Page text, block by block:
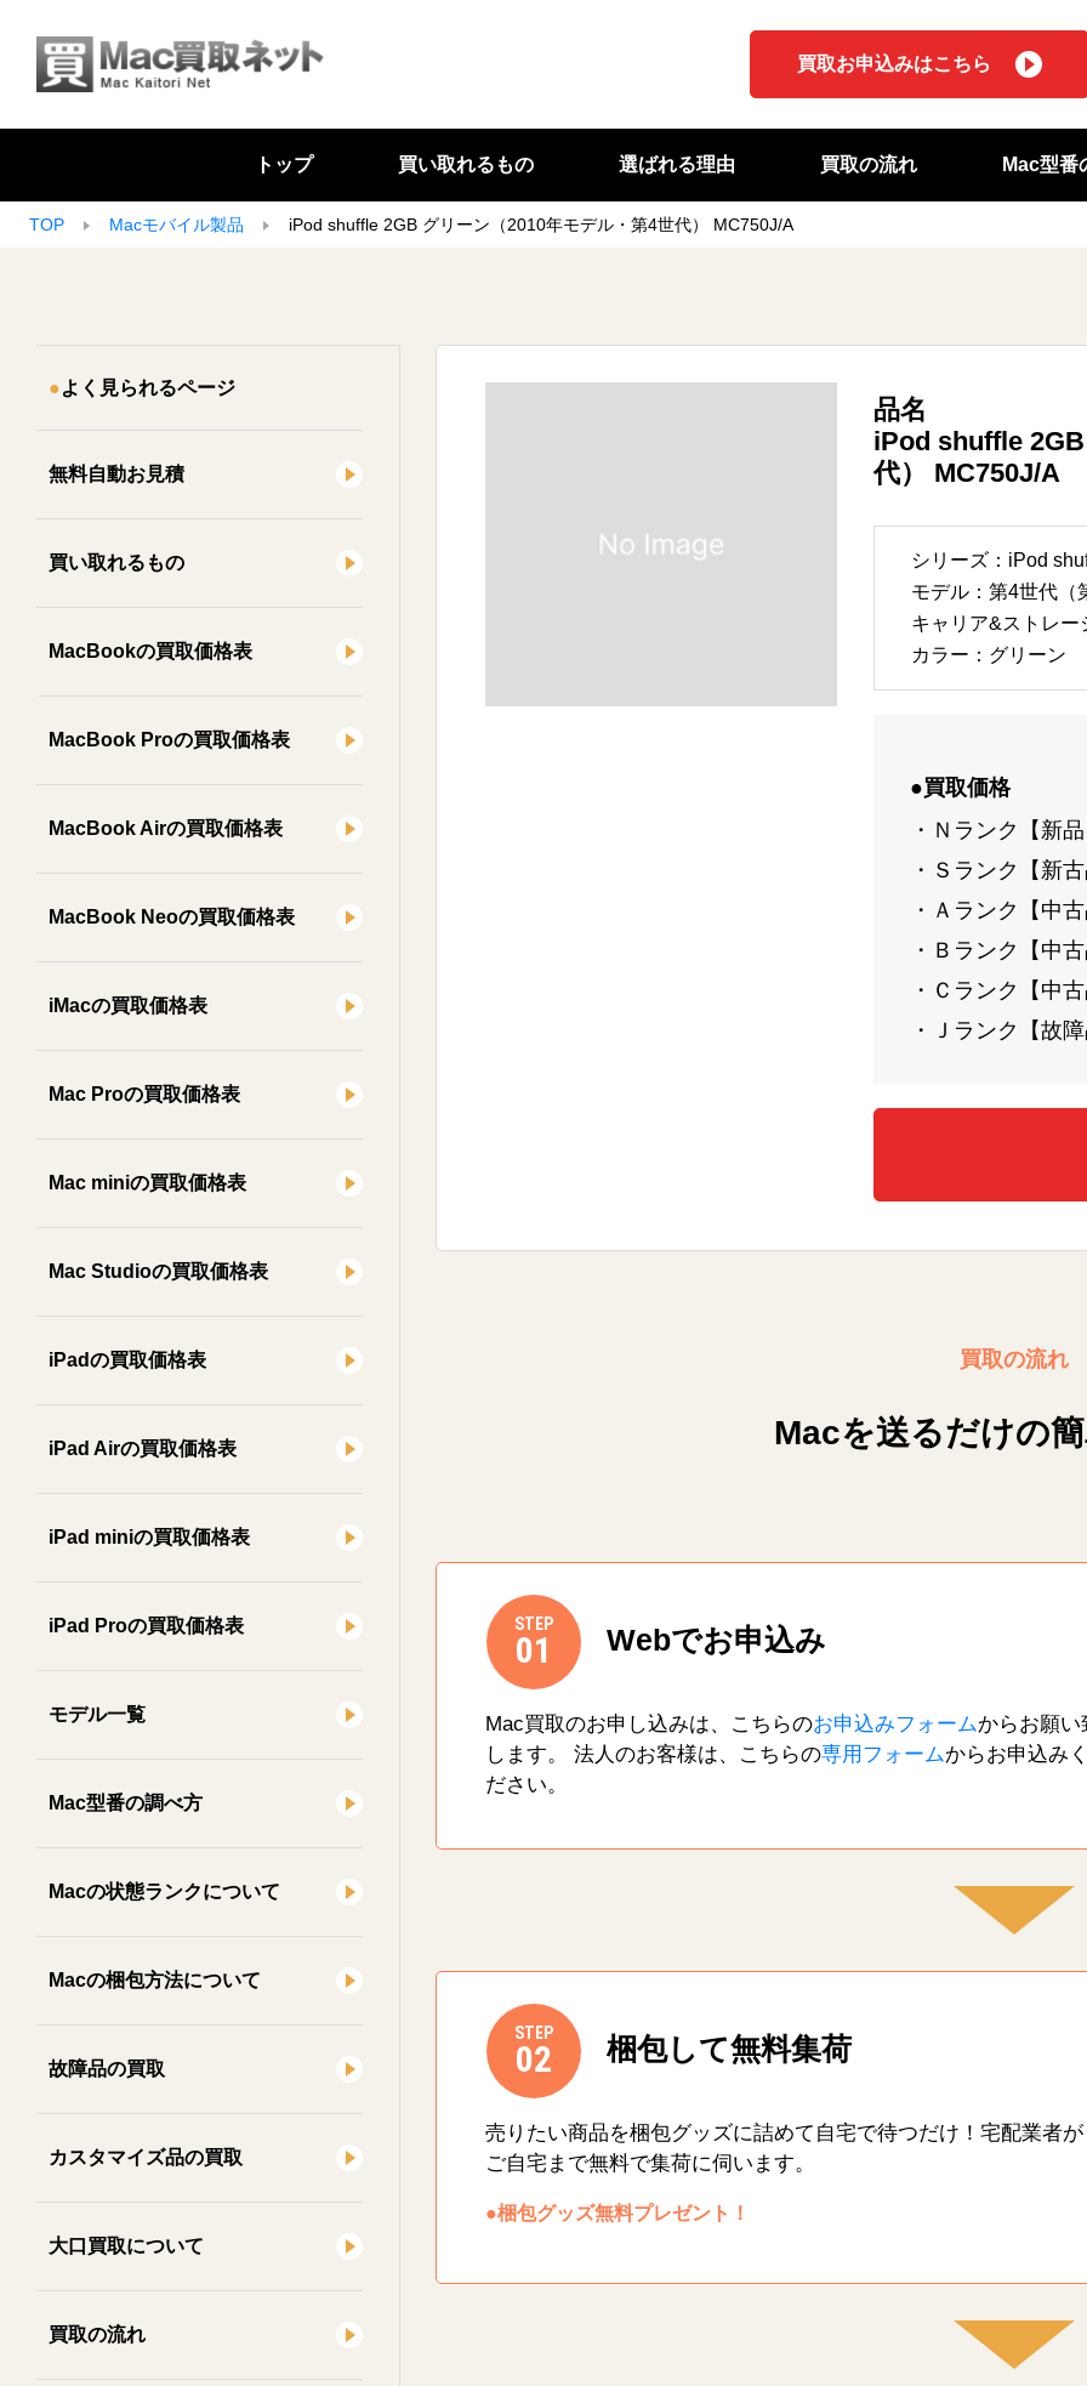
買取お申込みはこちら
トップ 買い取れるもの 選ばれる理由 買取の流れ Mac型番
TOP Macモバイル製品 iPod shuffle 2GB グリーン（2010年モデル・第4世代） MC750J/A
よく見られるページ
無料自動お見積
買い取れるもの
MacBookの買取価格表
MacBook Proの買取価格表
MacBook Airの買取価格表
MacBook Neoの買取価格表
iMacの買取価格表
Mac Proの買取価格表
Mac miniの買取価格表
Mac Studioの買取価格表
iPadの買取価格表
iPad Airの買取価格表
iPad miniの買取価格表
iPad Proの買取価格表
モデル一覧
Mac型番の調べ方
Macの状態ランクについて
Macの梱包方法について
故障品の買取
カスタマイズ品の買取
大口買取について
買取の流れ
品名
iPod shuffle
代） MC750J/A
シリーズ：iPod
モデル：第4世代（
キャリア&ストレー
カラー：グリーン
●買取価格
・Ｎランク【新
・Ｓランク【新
・Ａランク【中
・Ｂランク【中
・Ｃランク【中
・Ｊランク【故
買取の流れ
Macを送るだけの
STEP
01 Webでお申込み
Mac買取のお申し込みは、こちらのお申込みフォームからお願い
します。 法人のお客様は、こちらの専用フォームからお申込み
ださい。
STEP
02 梱包して無料集荷
売りたい商品を梱包グッズに詰めて自宅で待つだけ！宅配業者が
ご自宅まで無料で集荷に伺います。
●梱包グッズ無料プレゼント！